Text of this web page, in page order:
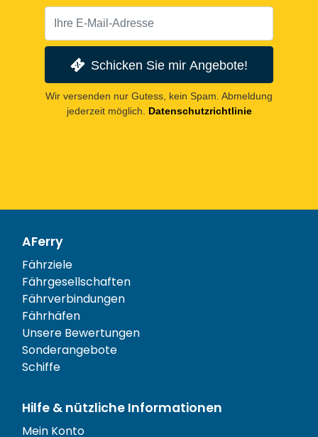
Schicken Sie mir Angebote!
Wir versenden nur Gutess, kein Spam. Abmeldung
jederzeit möglich.
Datenschutzrichtlinie
AFerry
Fährziele
Fährgesellschaften
Fährverbindungen
Fährhäfen
Unsere Bewertungen
Sonderangebote
Schiffe
Hilfe & nützliche Informationen
Mein Konto